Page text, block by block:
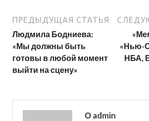
ПРЕДЫДУЩАЯ СТАТЬЯ
Людмила Бодниева:
«Мы должны быть
готовы в любой момент
выйти на сцену»
«Нью-
НБА,
О admin